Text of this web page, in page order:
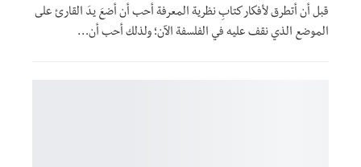
قبل أن أتطرق لأفكار كتابِ نظرية المعرفة أحب أن أضعَ يدَ القارئ على
الموضع الذي نقف عليه في الفلسفة الآن؛ ولذلك أحب أن…